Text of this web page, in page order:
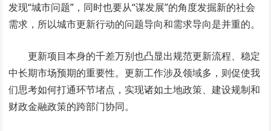
发现“城市问题”，同时也要从“谋发展”的角度发掘新的社会
需求，所以城市更新行动的问题导向和需求导向是并重的。
更新项目本身的千差万别也凸显出规范更新流程、稳定
中长期市场预期的重要性。更新工作涉及领域多，则促使我
们思考如何打通环节堵点，实现诸如土地政策、建设规制和
财政金融政策的跨部门协同。